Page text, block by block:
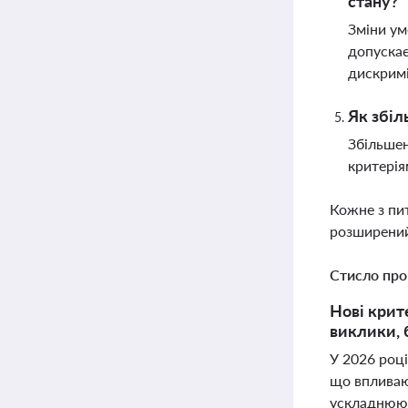
Зміни
Як
Кожне з
Стисло
Нові
виклики,
У 2026
що